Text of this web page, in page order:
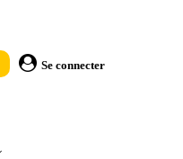
Se connecter